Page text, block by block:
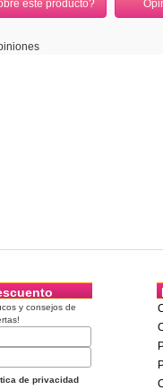
este producto?
y consejos de
de privacidad